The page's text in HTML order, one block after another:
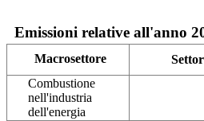
Emissioni relative all'anno
Macrosettore
Combustione
nell'industria
dell'energia